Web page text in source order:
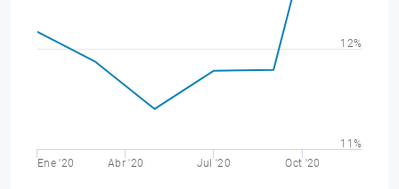
Ene '20 Abr '20 Jul '20 Oct '20
11%
12%